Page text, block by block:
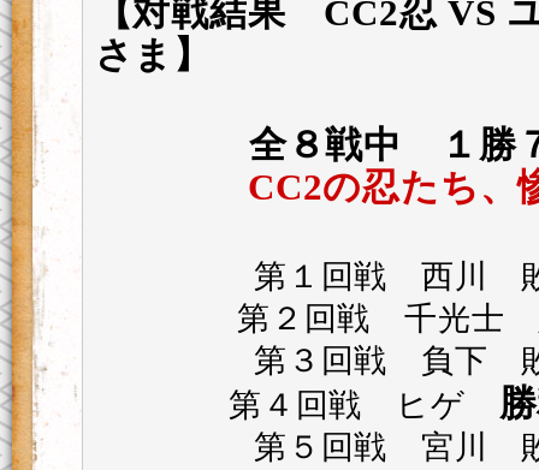
【対戦結果 CC2忍 VS
さま】
全８戦中 １勝
CC2の忍たち、
第１回戦 西川
第２回戦 千光士
第３回戦 負下
第４回戦 ヒゲ
第５回戦 宮川